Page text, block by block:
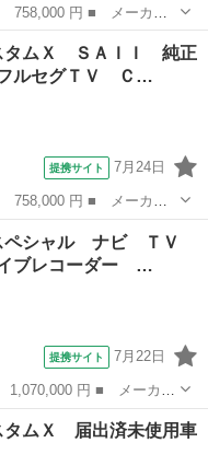
ード名： カスタム
セグＴＶ ＣＤ ＤＶＤ
タムＸ ＳＡＩＩ 純正
ルセグＴＶ Ｃ…
提携サイト 7月24日
ード名： カスタム
セグＴＶ ＣＤ ＤＶＤ
ペシャル ナビ ＴＶ
ブレコーダー …
提携サイト 7月22日
ード名： Ｘスペシャ
コーダー ＥＴＣ スマ
タムＸ 届出済未使用車